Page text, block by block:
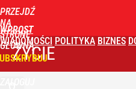
PRZEJDŹ
NA
STRONĘ
GŁÓWNĄ
WPROST
WIADOMOŚCI POLITYKA BIZNES
ŻYCIE